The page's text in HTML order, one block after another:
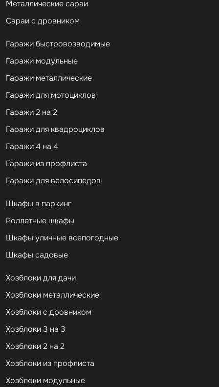
Металлические сараи
Сараи с дровником
Гаражи быстровозводимые
Гаражи модульные
Гаражи металлические
Гаражи для мотоциклов
Гаражи 2 на 2
Гаражи для квадроциклов
Гаражи 4 на 4
Гаражи из профлиста
Гаражи для велосипедов
Шкафы в паркинг
Роллетные шкафы
Шкафы уличные всепогодные
Шкафы садовые
Хозблоки для дачи
Хозблоки металлические
Хозблоки с дровником
Хозблоки 3 на 3
Хозблоки 2 на 2
Хозблоки из профлиста
Хозблоки модульные